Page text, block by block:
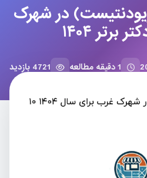
در شهرک
1 دقیقه مطالعه 4721 بازدید